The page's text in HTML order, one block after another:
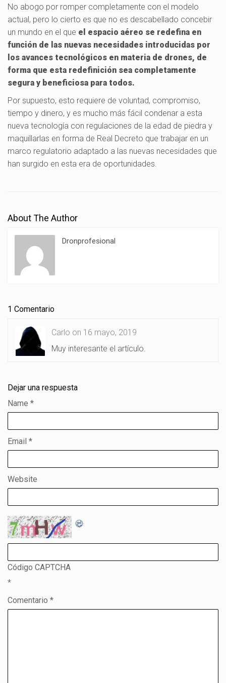
No abogo por romper completamente con el modelo
actual, pero lo cierto es que no es descabellado concebir
un mundo en el que el espacio aéreo se redefina en
función de las nuevas necesidades introducidas por
los avances tecnológicos en materia de drones, de
forma que esta redefinición sea completamente
segura y beneficiosa para todos.
Por supuesto, esto requiere de voluntad, compromiso,
tiempo y dinero, y es mucho más fácil condenar a esta
nueva tecnología con regulaciones de la edad de piedra y
maquillarlas en forma de Real Decreto que trabajar en un
marco regulatorio adaptado a las nuevas necesidades que
han surgido en esta era de oportunidades.
About The Author
Dronprofesional
1 Comentario
Carlo on 16 mayo, 2019
Muy interesante el artículo.
Dejar una respuesta
Name *
Email *
Website
Código CAPTCHA
*
Comentario *